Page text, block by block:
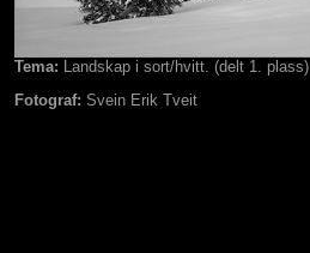
Tema: Landskap i sort/hvitt. (delt 1. plass)
Fotograf: Svein Erik Tveit